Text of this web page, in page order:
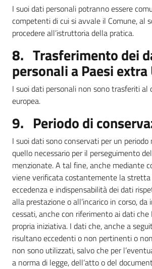
I suoi dati personali potranno essere
competenti di cui si avvale il Comune, al
procedere all’istruttoria della pratica.
8. Trasferimento dei
personali a Paesi extra
I suoi dati personali non sono trasferiti al
europea.
9. Periodo di
I suoi dati sono conservati per un periodo
quello necessario per il perseguimento
menzionate. A tal fine, anche mediante
viene verificata costantemente la
eccedenza e indispensabilità dei dati
alla prestazione o all’incarico in corso, da
cessati, anche con riferimento ai dati che
propria iniziativa. I dati che, anche a
risultano eccedenti o non pertinenti o
non sono utilizzati, salvo che per
a norma di legge, dell’atto o del